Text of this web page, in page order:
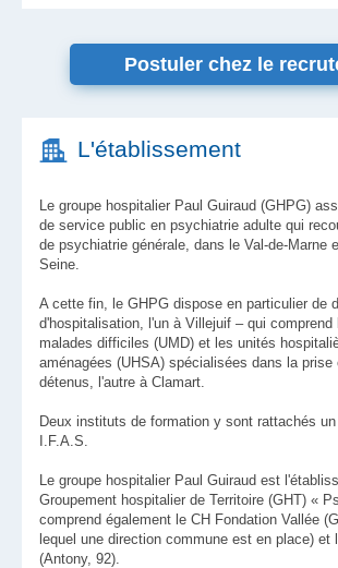
Postuler chez le
L'établissement
Le groupe hospitalier Paul Guiraud (GHPG)
de service public en psychiatrie adulte qui
de psychiatrie générale, dans le Val-de-Marne
Seine.
A cette fin, le GHPG dispose en particulier de
d'hospitalisation, l'un à Villejuif – qui comprend
malades difficiles (UMD) et les unités
aménagées (UHSA) spécialisées dans la prise
détenus, l'autre à Clamart.
Deux instituts de formation y sont rattachés
I.F.A.S.
Le groupe hospitalier Paul Guiraud est
Groupement hospitalier de Territoire (GHT) «
comprend également le CH Fondation Vallée
lequel une direction commune est en place) et
(Antony, 92).